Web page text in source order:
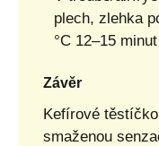
plech, zlehka
°C 12–15
Závěr
Kefírové
smaženou